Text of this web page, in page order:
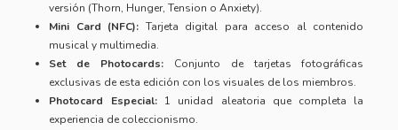
versión (Thorn, Hunger, Tension o Anxiety).
Mini Card (NFC): Tarjeta digital para acceso al contenido
musical y multimedia.
Set de Photocards: Conjunto de tarjetas fotográficas
exclusivas de esta edición con los visuales de los miembros.
Photocard Especial:1 unidad aleatoria que completa la
experiencia de coleccionismo.